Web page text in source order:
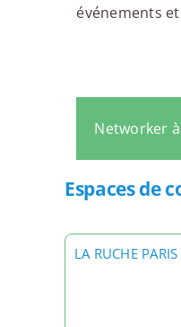
événements
Networker
Espaces de
LA RUCHE